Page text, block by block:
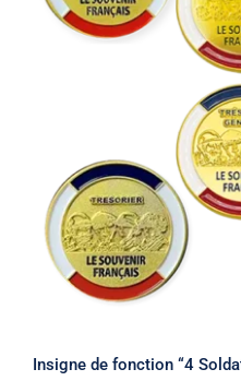
Insigne de
Insigne de fonction “4